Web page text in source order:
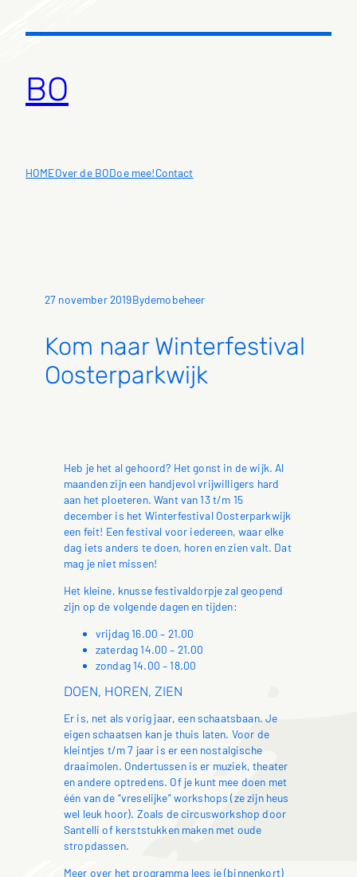
naar
BO
HOMEOver de BODoe mee!Contact
27 november 2019Bydemobeheer
Kom naar Winterfestival
Oosterparkwijk
Heb je het al gehoord? Het gonst in de wijk. Al
maanden zijn een handjevol vrijwilligers hard
aan het ploeteren. Want van 13 t/m 15
december is het Winterfestival Oosterparkwijk
een feit! Een festival voor iedereen, waar elke
dag iets anders te doen, horen en zien valt. Dat
mag je niet missen!
Het kleine, knusse festivaldorpje zal geopend
zijn op de volgende dagen en tijden:
vrijdag 16.00 – 21.00
zaterdag 14.00 – 21.00
zondag 14.00 – 18.00
DOEN, HOREN, ZIEN
Er is, net als vorig jaar, een schaatsbaan. Je
eigen schaatsen kan je thuis laten. Voor de
kleintjes t/m 7 jaar is er een nostalgische
draaimolen. Ondertussen is er muziek, theater
en andere optredens. Of je kunt mee doen met
één van de “vreselijke” workshops (ze zijn heus
wel leuk hoor). Zoals de circusworkshop door
Santelli of kerststukken maken met oude
stropdassen.
Meer over het programma lees je (binnenkort)